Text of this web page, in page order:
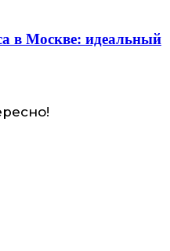
в Москве: идеальный